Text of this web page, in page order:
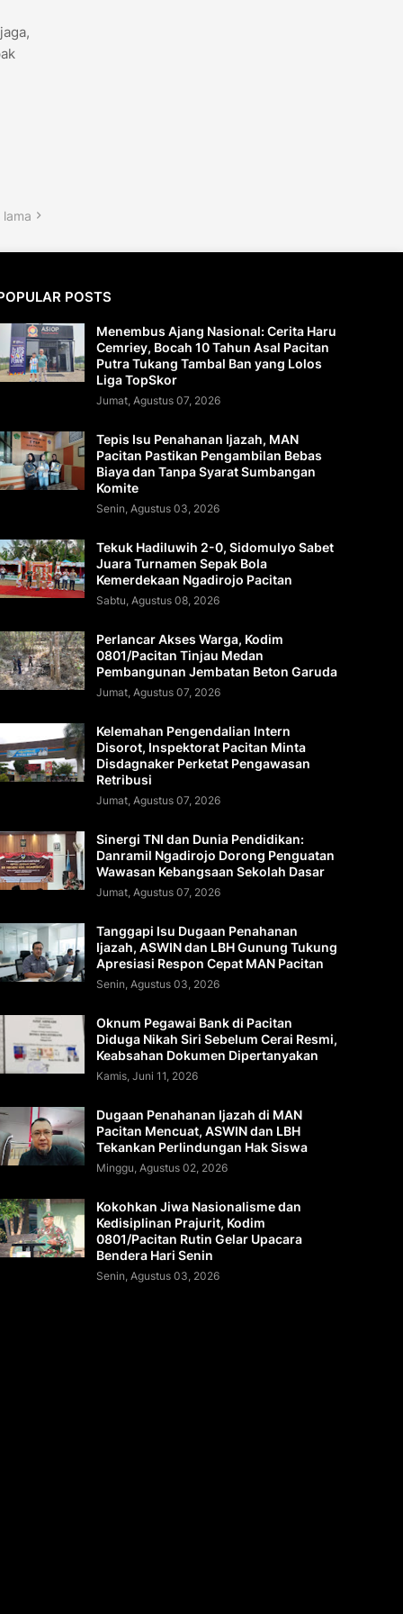
lama
POSTS
Menembus Ajang Nasional: Cerita Haru
Cemriey, Bocah 10 Tahun Asal Pacitan
Putra Tukang Tambal Ban yang Lolos
Liga TopSkor
Jumat, Agustus 07, 2026
Tepis Isu Penahanan Ijazah, MAN
Pacitan Pastikan Pengambilan Bebas
Biaya dan Tanpa Syarat Sumbangan
Komite
Senin, Agustus 03, 2026
Tekuk Hadiluwih 2-0, Sidomulyo Sabet
Juara Turnamen Sepak Bola
Kemerdekaan Ngadirojo Pacitan
Sabtu, Agustus 08, 2026
Perlancar Akses Warga, Kodim
0801/Pacitan Tinjau Medan
Pembangunan Jembatan Beton Garuda
Jumat, Agustus 07, 2026
Kelemahan Pengendalian Intern
Disorot, Inspektorat Pacitan Minta
Disdagnaker Perketat Pengawasan
Retribusi
Jumat, Agustus 07, 2026
Sinergi TNI dan Dunia Pendidikan:
Danramil Ngadirojo Dorong Penguatan
Wawasan Kebangsaan Sekolah Dasar
Jumat, Agustus 07, 2026
Tanggapi Isu Dugaan Penahanan
Ijazah, ASWIN dan LBH Gunung Tukung
Apresiasi Respon Cepat MAN Pacitan
Senin, Agustus 03, 2026
Oknum Pegawai Bank di Pacitan
Diduga Nikah Siri Sebelum Cerai Resmi,
Keabsahan Dokumen Dipertanyakan
Kamis, Juni 11, 2026
Dugaan Penahanan Ijazah di MAN
Pacitan Mencuat, ASWIN dan LBH
Tekankan Perlindungan Hak Siswa
Minggu, Agustus 02, 2026
Kokohkan Jiwa Nasionalisme dan
Kedisiplinan Prajurit, Kodim
0801/Pacitan Rutin Gelar Upacara
Bendera Hari Senin
Senin, Agustus 03, 2026